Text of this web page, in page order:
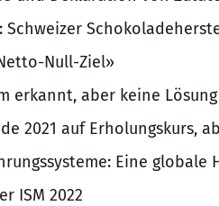
Schweizer
Null-Ziel»
erkannt, aber keine
2021 auf Erholungskurs,
Eine globale
ISM 2022